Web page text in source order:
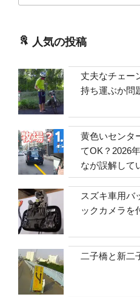
人気の投稿
丈夫なチェー
持ち運ぶか問
黄色いセンタ
てOK？2026
なが誤解して
スズキ車用バ
ックカメラを
二子橋と新二